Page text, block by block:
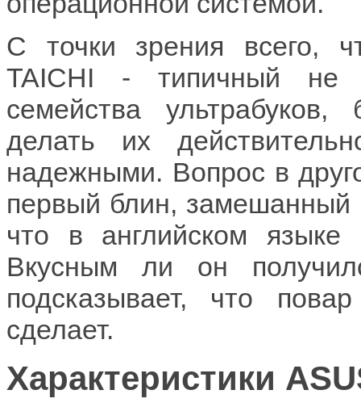
С точки зрения всего,
TAICHI - типичный не
семейства
делать их
надежными. Вопрос в
первый блин, замешанный
что в английском языке
Вкусным ли он
подсказывает, что
сделает.
Характеристики